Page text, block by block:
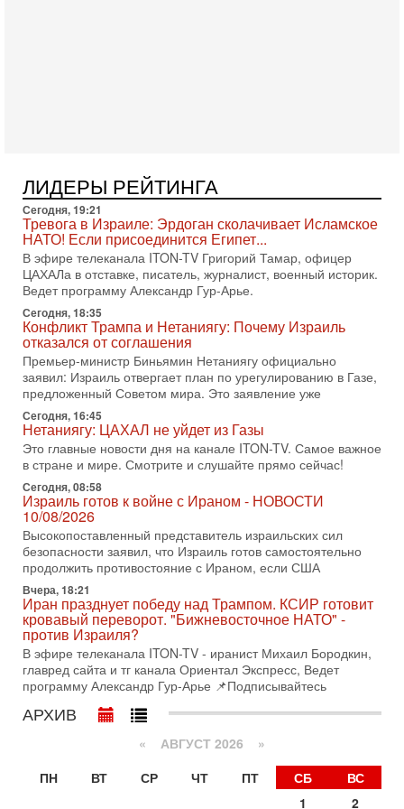
Ормузский пролив может быть открыт «очень скоро». По
его словам, если этого не произойдет, Иран ждет
4-08-2026, 20:08
Трамп выбирает подходящий момент для удара!
Украину никогда не примут в НАТО
Сегодня гость нашей студии капитан 1-го ранга ВМC США
(в отставке) Гарри (Юрий) Табах, в прошлом: командир
антитеррористического центра НАТО в
3-08-2026, 19:07
«Либо в армию — либо в тюрьму?»
Ситуация вокруг призыва ультраортодоксов в ЦАХАЛ
достигла точки кипения. Попытки принять закон,
освобождающий уклоняющихся харедим от арестов,
3-08-2026, 17:18
Хватит отменять атаки! ЦАХАЛ - не игрушка!
Израиль готов ударить по Ирану!
В эфире телеканала ITON-TV Григорий Тамар, офицер
ЦАХАЛа в отставке, писатель, журналист, военный историк.
Ведет программу Александр Гур-Арье.
3-08-2026, 15:23
Иран задыхается. КСИР готовит удар! Россия теряет
последних союзников. Путин - псих!
В эфире ITON-TV доктор Эльдар Намазов , историк,
политолог, в прошлом – помощник Президента
Азербайджана Гейдара Алиева . Ведет программу
Александр
3-08-2026, 11:09
Выборы в Израиле в опасности?! ШАБАК формирует
спецотдел
В этом выпуске мы разбираем одну из самых тревожных
тем израильской политики. Известно, что израильская
Служба общей безопасности (ШАБАК) создала
Трамп и Иран: последний шанс - НОВОСТИ
03/08/2026
Президент США Дональд Трамп объявил о возобновлении
ЛИДЕРЫ РЕЙТИНГА
Сегодня, 19:21
Тревога в Израиле: Эрдоган сколачивает Исламское
НАТО! Если присоединится Египет...
В эфире телеканала ITON-TV Григорий Тамар, офицер
ЦАХАЛа в отставке, писатель, журналист, военный историк.
Ведет программу Александр Гур-Арье.
Сегодня, 18:35
Конфликт Трампа и Нетаниягу: Почему Израиль
отказался от соглашения
Премьер-министр Биньямин Нетаниягу официально
заявил: Израиль отвергает план по урегулированию в Газе,
предложенный Советом мира. Это заявление уже
Сегодня, 16:45
Нетаниягу: ЦАХАЛ не уйдет из Газы
Это главные новости дня на канале ITON-TV. Самое важное
в стране и мире. Смотрите и слушайте прямо сейчас!
Сегодня, 08:58
Израиль готов к войне с Ираном - НОВОСТИ
10/08/2026
Высокопоставленный представитель израильских сил
безопасности заявил, что Израиль готов самостоятельно
продолжить противостояние с Ираном, если США
Вчера, 18:21
Иран празднует победу над Трампом. КСИР готовит
кровавый переворот. "Бижневосточное НАТО" -
против Израиля?
В эфире телеканала ITON-TV - иранист Михаил Бородкин,
главред сайта и тг канала Ориентал Экспресс, Ведет
программу Александр Гур-Арье 📌Подписывайтесь
АРХИВ
« АВГУСТ 2026 »
ПН
ВТ СР ЧТ ПТ СБ
ВС
1
2